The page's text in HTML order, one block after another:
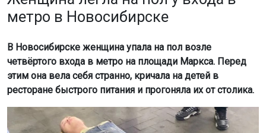
метро в Новосибирске
В Новосибирске женщина упала на пол возле
четвёртого входа в метро на площади Маркса. Перед
этим она вела себя странно, кричала на детей в
ресторане быстрого питания и прогоняла их от столика.